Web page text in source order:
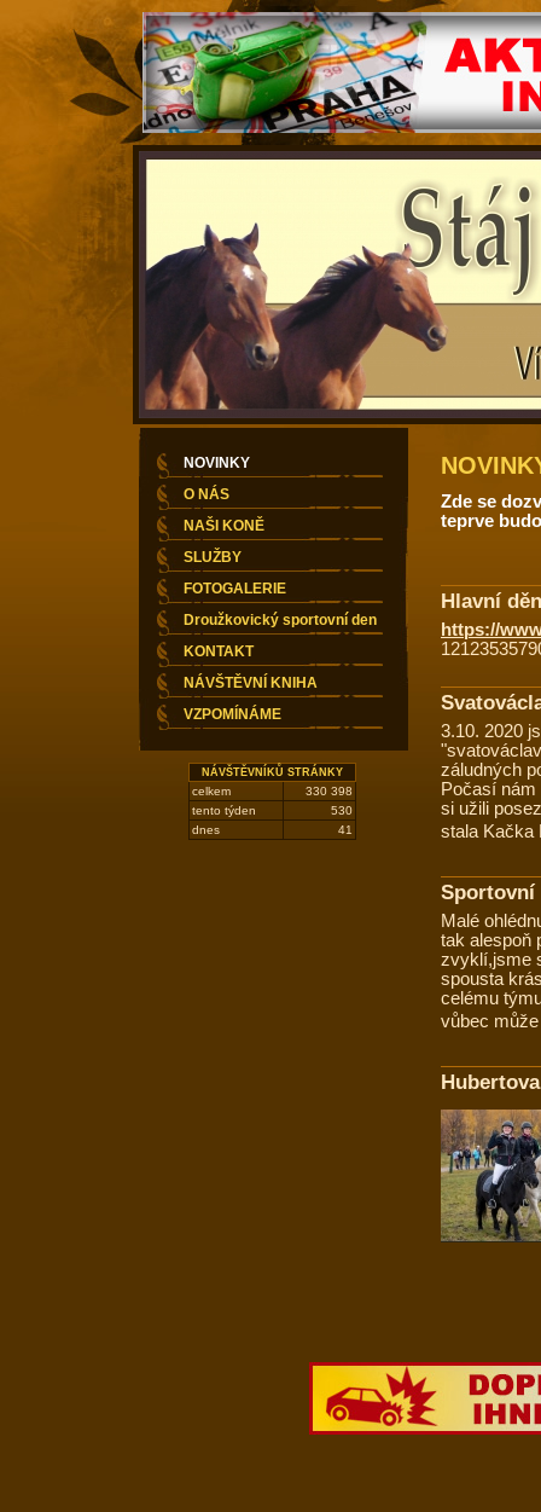
Zde se
teprve
Hlavní
https://
3.10. 2020
záludných
Počasí
si užili
stala Kačka
Sportovní
Malé
tak alespoň
zvyklí,jsme
spousta
celému
vůbec
NOVINKY
O NÁS
NAŠI KONĚ
SLUŽBY
FOTOGALERIE
Droužkovický sportovní den
KONTAKT
NÁVŠTĚVNÍ KNIHA
VZPOMÍNÁME
NÁVŠTĚVNÍKŮ STRÁNKY
celkem
330 398
tento týden
530
dnes
41